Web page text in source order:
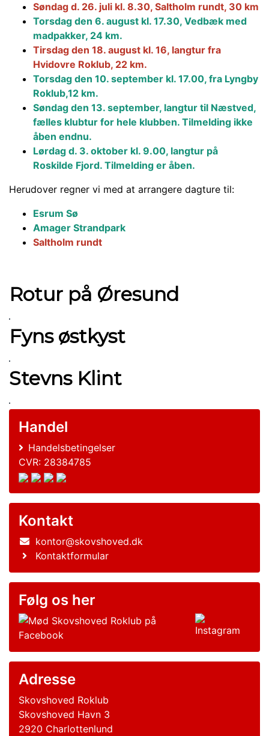
Søndag d. 26. juli kl. 8.30, Saltholm rundt, 30 km
Torsdag den 6. august kl. 17.30, Vedbæk med
madpakker, 24 km.
Tirsdag den 18. august kl. 16, langtur fra
Hvidovre Roklub, 22 km.
Torsdag den 10. september kl. 17.00, fra Lyngby
Roklub,12 km.
Søndag den 13. september, langtur til Næstved,
fælles klubtur for hele klubben. Tilmelding ikke
åben endnu.
Lørdag d. 3. oktober kl. 9.00, langtur på
Roskilde Fjord. Tilmelding er åben.
Herudover regner vi med at arrangere dagture til:
Esrum Sø
Amager Strandpark
Saltholm rundt
Rotur på Øresund
Fyns østkyst
Stevns Klint
Handel
Handelsbetingelser
CVR: 28384785
Kontakt
kontor@skovshoved.dk
Kontaktformular
Følg os her
Adresse
Skovshoved Roklub
Skovshoved Havn 3
2920 Charlottenlund